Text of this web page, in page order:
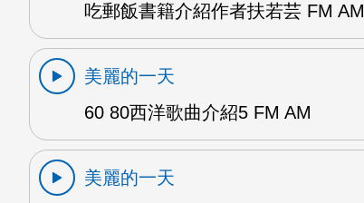
吃郵飯書籍介紹作者扶若芸 FM AM
美麗的一天
60 80西洋歌曲介紹5 FM AM
美麗的一天